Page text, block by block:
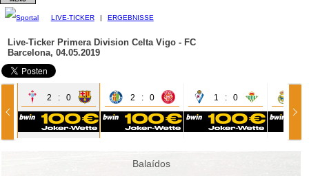
LIVE-TICKER | ERGEBNISSE
Live-Ticker Primera Division Celta Vigo - FC
Barcelona, 04.05.2019
2 : 0 2 : 0 1 : 0
Balaídos